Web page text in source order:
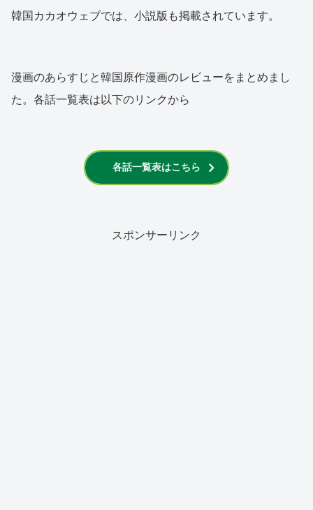
韓国カカオウェブでは、小説版も掲載されています。
漫画のあらすじと韓国原作漫画のレビューをまとめまし
た。各話一覧表は以下のリンクから
各話一覧表はこちら
スポンサーリンク